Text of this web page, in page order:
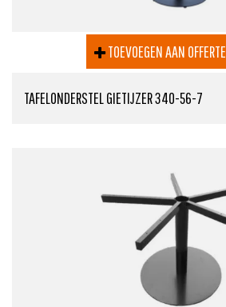
TOEVOEGEN AAN OFFERTE
TAFELONDERSTEL GIETIJZER 340-56-7